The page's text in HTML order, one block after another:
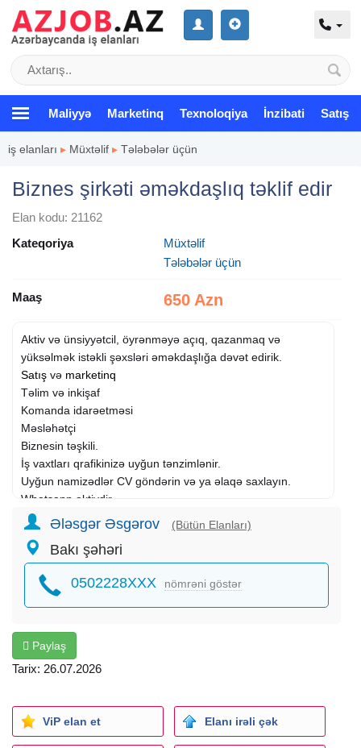
Maliyyə Marketinq Texnoloqiya İnzibati Satış
iş elanları ▸ Müxtəlif ▸ Tələbələr üçün
Biznes şirkəti əməkdaşlıq təklif edir
Elan kodu: 21162
Kateqoriya
Müxtəlif
Tələbələr üçün
Maaş 650 Azn
Aktiv və ünsiyyətcil, öyrənməyə açıq, qazanmaq və
yüksəlmək istəkli şəxsləri əməkdaşlığa dəvət edirik.
Satış və marketinq
Təlim və inkişaf
Komanda idarəetməsi
Məsləhətçi
Biznesin təşkili.
İş vaxtları qrafikinizə uyğun tənzimlənir.
Uyğun namizədlər CV göndərin və ya əlaqə saxlayın.
Whatsapp aktivdir.
Ələsgər Əsgərov (Bütün Elanları)
Bakı şəhəri
0502228XXX nömrəni göstər
Paylaş
Tarix: 26.07.2026
ViP elan et Elanı irəli çək